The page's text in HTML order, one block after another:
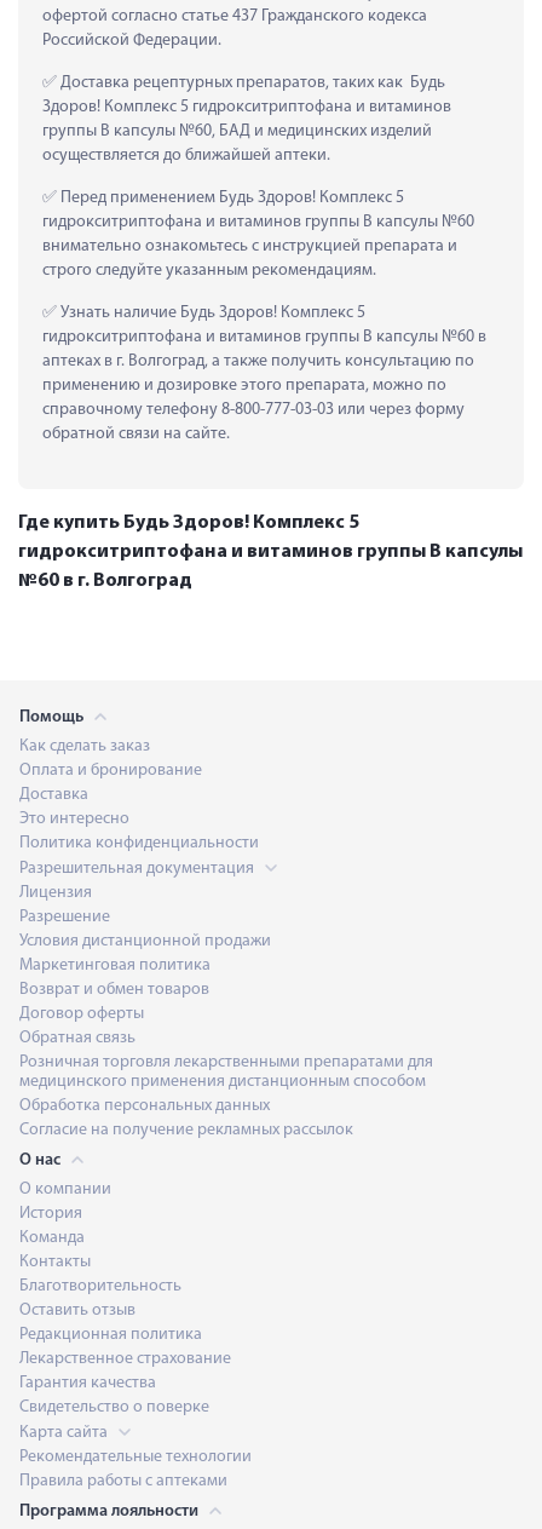
офертой согласно статье 437 Гражданского кодекса
Российской Федерации.
Доставка рецептурных препаратов, таких как  Будь
Здоров! Комплекс 5 гидрокситриптофана и витаминов
группы В капсулы №60, БАД и медицинских изделий
осуществляется до ближайшей аптеки.
Перед применением Будь Здоров! Комплекс 5
гидрокситриптофана и витаминов группы В капсулы №60
внимательно ознакомьтесь с инструкцией препарата и
строго следуйте указанным рекомендациям.
Узнать наличие Будь Здоров! Комплекс 5
гидрокситриптофана и витаминов группы В капсулы №60 в
аптеках в г. Волгоград, а также получить консультацию по
применению и дозировке этого препарата, можно по
справочному телефону 8-800-777-03-03 или через форму
обратной связи на сайте.
Где купить Будь Здоров! Комплекс 5
гидрокситриптофана и витаминов группы В капсулы
№60 в г. Волгоград
Помощь
Как сделать заказ
Оплата и бронирование
Доставка
Это интересно
Политика конфиденциальности
Разрешительная документация
Лицензия
Разрешение
Условия дистанционной продажи
Маркетинговая политика
Возврат и обмен товаров
Договор оферты
Обратная связь
Розничная торговля лекарственными препаратами для
медицинского применения дистанционным способом
Обработка персональных данных
Согласие на получение рекламных рассылок
О нас
О компании
История
Команда
Контакты
Благотворительность
Оставить отзыв
Редакционная политика
Лекарственное страхование
Гарантия качества
Свидетельство о поверке
Карта сайта
Рекомендательные технологии
Правила работы с аптеками
Программа лояльности